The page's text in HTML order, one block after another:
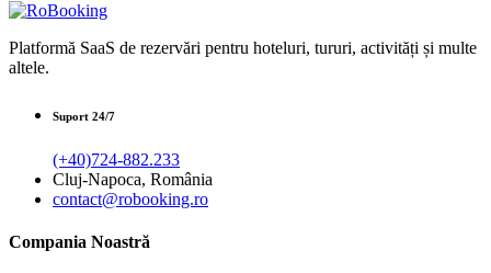
Platformă SaaS de rezervări pentru hoteluri, tururi, activități și multe
altele.
Suport 24/7
(+40)724-882.233
Cluj-Napoca, România
contact@robooking.ro
Compania Noastră